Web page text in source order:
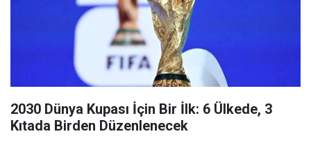
2030 Dünya Kupası İçin Bir İlk: 6 Ülkede, 3
Kıtada Birden Düzenlenecek